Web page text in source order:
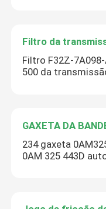
Filtro da
Filtro F32Z-
500 da
GAXETA DA
234 gaxeta
0AM 325 443D